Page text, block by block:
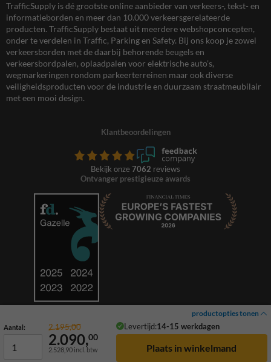
productopties tonen
Aantal: 2.195,00 Levertijd:14-15 werkdagen
2.090,00
2.528,90 incl. btw
TrafficSupply is dé grootste online aanbieder van verkeers-, tekst- en
informatieborden en meer dan 10.000 verkeersgerelateerde
producten. TrafficSupply bestaat uit meerdere webshopconcepten,
onder te verdelen in Traffic, Parking en Safety. Bij ons koop je zowel
verkeersborden met de daarbij behorende beugels en
verkeersbordpalen, oplaadpalen voor elektrische auto’s,
wegmarkeringen rondom parkeerterreinen maar ook diverse
veiligheidsproducten voor de industrie en duurzaam straatmeubilair
met een mooi design.
Klantbeoordelingen
Bekijk onze 7062 reviews
Ontvanger prestigieuze awards
© 2026 TrafficSupply. Alle rechten voorbehouden.